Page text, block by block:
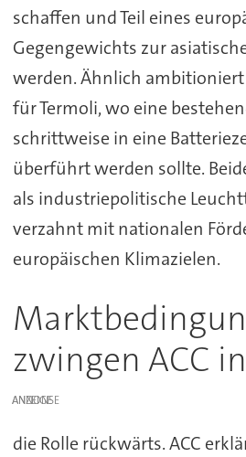
schaffen und Teil eines
Gegengewichts zur
werden. Ähnlich ambitioniert
für Termoli, wo eine
schrittweise in eine
überführt werden sollte.
als industriepolitische
verzahnt mit nationalen
europäischen Klimazielen.
zwingen ACC
ANZEIGE
die Rolle rückwärts. ACC